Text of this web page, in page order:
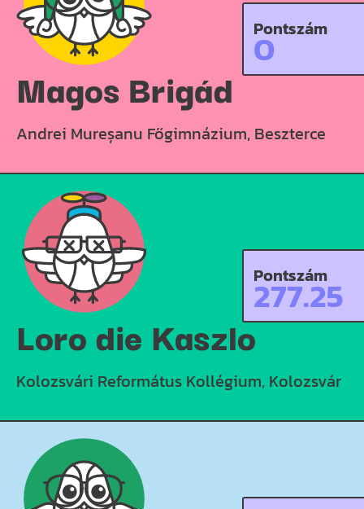
Magos Brigád
Andrei Mureșanu Főgimnázium, Beszterce
Pontszám
0
Loro die Kaszlo
Kolozsvári Református Kollégium, Kolozsvár
Pontszám
277.25